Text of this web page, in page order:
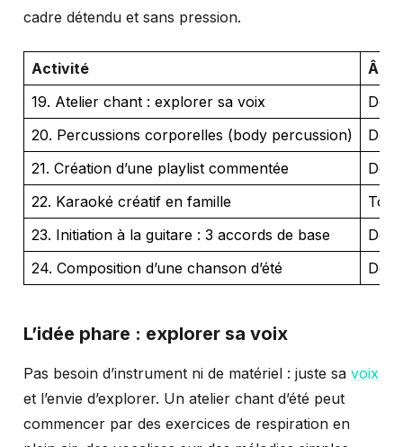
cadre détendu et sans pression.
Activité
Âge
19. Atelier chant : explorer sa voix
Dès
20. Percussions corporelles (body percussion)
Dès
21. Création d’une playlist commentée
Dès
22. Karaoké créatif en famille
23. Initiation à la guitare : 3 accords de base
Dès
24. Composition d’une chanson d’été
Dès
L’idée phare : explorer sa voix
Pas besoin d’instrument ni de matériel : juste sa voix
et l’envie d’explorer. Un atelier chant d’été peut
commencer par des exercices de respiration en